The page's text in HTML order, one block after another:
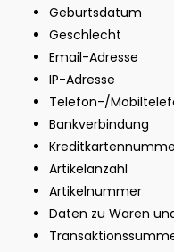
Geburtsdatum
Geschlecht
Email-Adresse
IP-Adresse
Telefon-/
Bankverbindung
Artikelanzahl
Artikelnummer
Daten zu Waren